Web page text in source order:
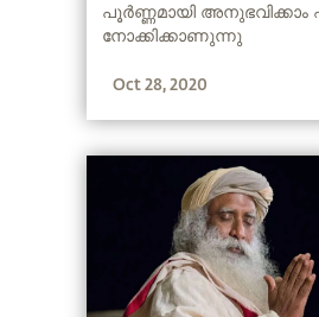
പൂർണ്ണമായി അനുഭവിക്കാം
നോക്കിക്കാണുന്നു
Oct 28, 2020